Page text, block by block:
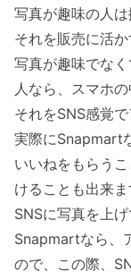
写真が趣味の人
それを販売に活か
写真が趣味でな
人なら、スマホ
それをSNS感覚
実際にSnapmart
いいねをもらう
けることも出来ま
SNSに写真を上
Snapmartなら、
ので、この際、